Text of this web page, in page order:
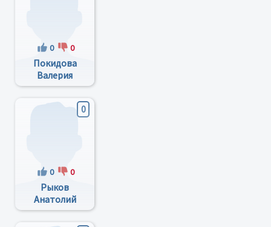
0 0
Покидова
Валерия
Александровна
0
0 0
Рыков
Анатолий
Аркадьевич